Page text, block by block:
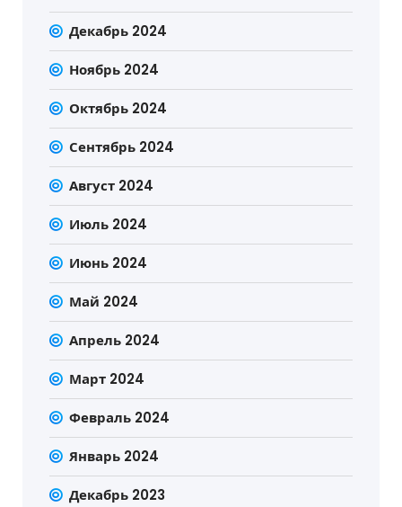
Декабрь 2024
Ноябрь 2024
Октябрь 2024
Сентябрь 2024
Август 2024
Июль 2024
Июнь 2024
Май 2024
Апрель 2024
Март 2024
Февраль 2024
Январь 2024
Декабрь 2023